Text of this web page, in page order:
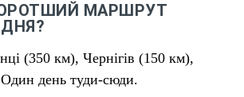
МАРШРУТ
(350 км), Чернігів (150 км),
день туди-сюди.